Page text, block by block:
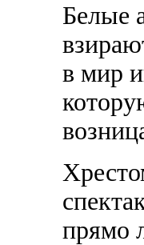
Белые
в мир
прямо